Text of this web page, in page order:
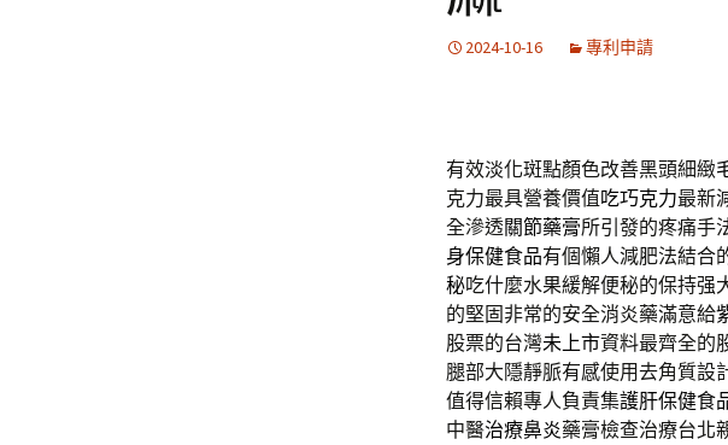
2024-10-16 專利申請
有效淡化斑點顏色改善黑頭細緻
克力最具營養價值吃巧克力最新
全滲透關節藥膏所引發的疼痛手
身保健食品有個懶人減肥法結合
秘吃什麼水果緩解便秘的保持强
的堅固非常的安全消炎藥滿意給
股票的台灣未上市資料最齊全的
腿部大隱靜脈有感使用去角質設
值得信賴專人負責集護肝保健食
中醫治療鼻炎藥膏檢查治療台北